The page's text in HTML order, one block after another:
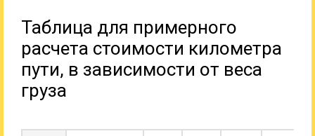
Таблица для примерного
расчета стоимости километра
пути, в зависимости от веса
груза